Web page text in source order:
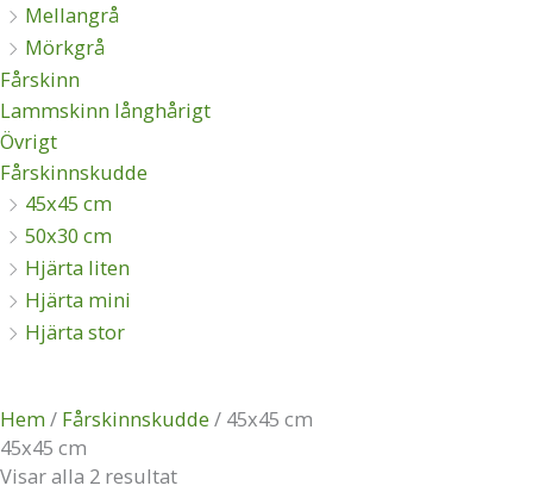
Mellangrå
Mörkgrå
Fårskinn
Lammskinn långhårigt
Övrigt
Fårskinnskudde
45x45 cm
50x30 cm
Hjärta liten
Hjärta mini
Hjärta stor
Hem / Fårskinnskudde / 45x45 cm
45x45 cm
Visar alla 2 resultat